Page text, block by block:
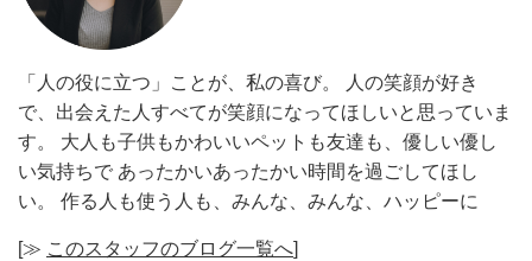
「人の役に立つ」ことが、私の喜び。 人の笑顔が好き
で、出会えた人すべてが笑顔になってほしいと思っていま
す。 大人も子供もかわいいペットも友達も、優しい優し
い気持ちで あったかいあったかい時間を過ごしてほし
い。 作る人も使う人も、みんな、みんな、ハッピーに
[≫ このスタッフのブログ一覧へ]